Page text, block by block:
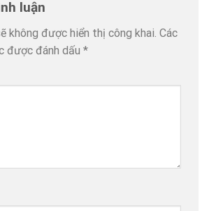
luận
không được hiển thị công khai. Các
được đánh dấu *